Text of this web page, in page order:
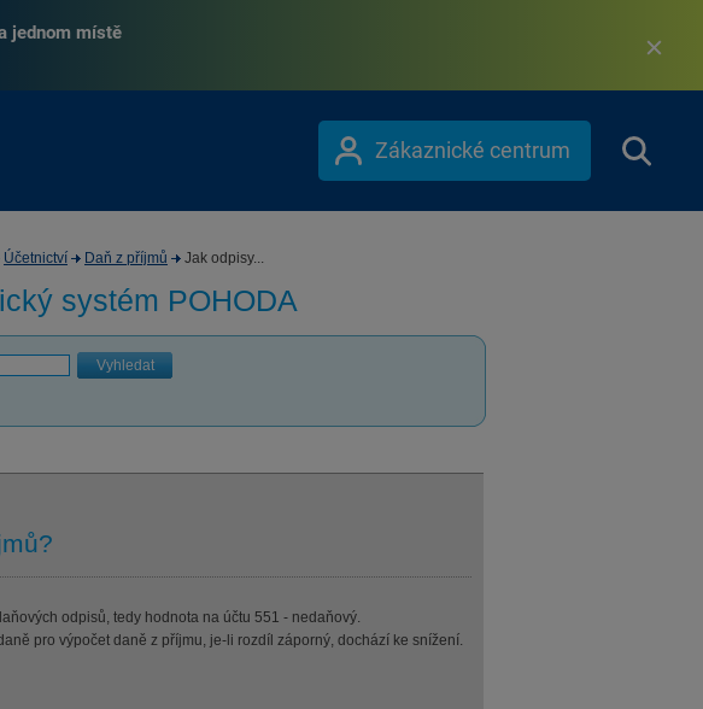
jednom místě
Zákaznické centrum
Účetnictví Daň z příjmů Jak odpisy...
systém POHODA
Vyhledat
odpisů, tedy hodnota na účtu 551 - nedaňový.
pro výpočet daně z příjmu, je-li rozdíl záporný, dochází ke snížení.